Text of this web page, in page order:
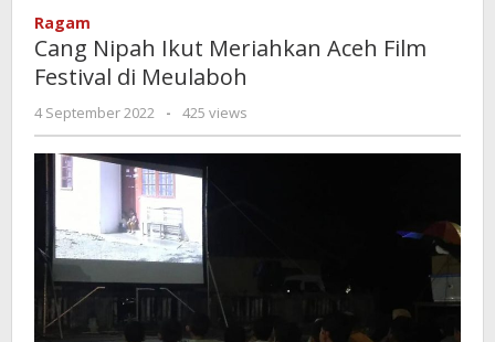
Aceh
Film
Festival
Meulaboh
Ragam
Cang Nipah Ikut Meriahkan Aceh Film
Festival di Meulaboh
4 September 2022
oleh
Redaksi
- 425 views